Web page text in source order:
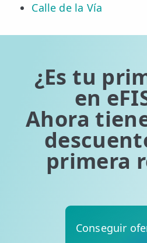
Calle de la Vía
¿Es tu
en
Ahora
primera
Conseguir